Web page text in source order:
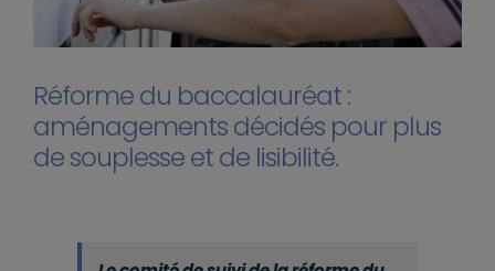
Réforme du baccalauréat :
aménagements décidés pour plus
de souplesse et de lisibilité.